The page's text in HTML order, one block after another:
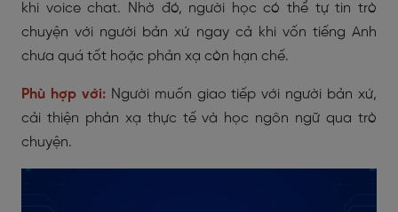
khi voice chat. Nhờ đó, người học có thể tự tin trò
chuyện với người bản xứ ngay cả khi vốn tiếng Anh
chưa quá tốt hoặc phản xạ còn hạn chế.
Phù hợp với: Người muốn giao tiếp với người bản xứ,
cải thiện phản xạ thực tế và học ngôn ngữ qua trò
chuyện.